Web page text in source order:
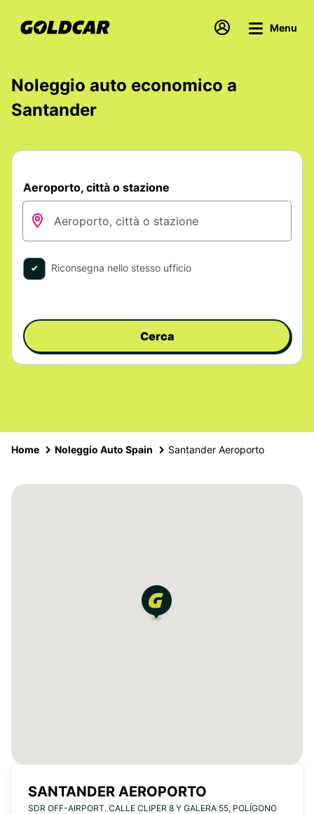
Menu
Noleggio auto economico a
Santander
Aeroporto, città o stazione
Riconsegna nello stesso ufficio
Cerca
Home Noleggio Auto Spain Santander Aeroporto
SANTANDER AEROPORTO
SDR OFF-AIRPORT. CALLE CLIPER 8 Y GALERA 55, POLÍGONO